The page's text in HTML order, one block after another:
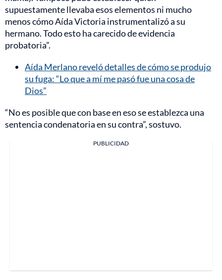
supuestamente llevaba esos elementos ni mucho
menos cómo Aída Victoria instrumentalizó a su
hermano. Todo esto ha carecido de evidencia
probatoria”.
Aída Merlano reveló detalles de cómo se produjo
su fuga: “Lo que a mí me pasó fue una cosa de
Dios”
“No es posible que con base en eso se establezca una
sentencia condenatoria en su contra”, sostuvo.
PUBLICIDAD